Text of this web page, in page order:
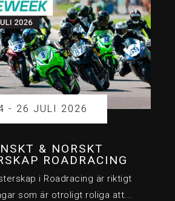
- 26 JULI 2026
& NORSKT
ROADRACING
i Roadracing är riktigt
som är otroligt roliga att...